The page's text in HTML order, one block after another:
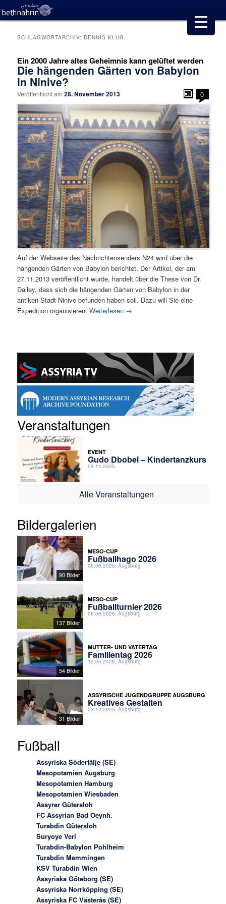
SCHLAGWORTARCHIV: DENNIS KLUG
Ein 2000 Jahre altes Geheimnis kann gelüftet werden
Die hängenden Gärten von Babylon
in Ninive?
Veröffentlicht am28. November 2013 0
Auf der Webseite des Nachrichtensenders N24 wird über die
hängenden Gärten von Babylon berichtet. Der Artikel, der am
27.11.2013 veröffentlicht wurde, handelt über die These von Dr.
Dalley, dass sich die hängenden Gärten von Babylon in der
antiken Stadt Ninive befunden haben soll. Dazu will Sie eine
Expedition organisieren.Weiterlesen →
Veranstaltungen
EVENT
Gudo Dbobel – Kindertanzkurs
09.11.2025,
Alle Veranstaltungen
Bildergalerien
90 Bilder
MESO-CUP
Fußballhago 2026
06.06.2026, Augsburg
137 Bilder
MESO-CUP
Fußballturnier 2026
06.06.2026, Augsburg
54 Bilder
MUTTER- UND VATERTAG
Familientag 2026
10.05.2026, Augsburg
31 Bilder
ASSYRISCHE JUGENDGRUPPE AUGSBURG
Kreatives Gestalten
03.12.2025, Augsburg
Fußball
Assyriska Södertälje (SE)
Mesopotamien Augsburg
Mesopotamien Hamburg
Mesopotamien Wiesbaden
Assyrer Gütersloh
FC Assyrian Bad Oeynh.
Turabdin Gütersloh
Suryoye Verl
Turabdin-Babylon Pohlheim
Turabdin Memmingen
KSV Turabdin Wien
Assyriska Göteborg (SE)
Assyriska Norrköpping (SE)
Assyriska FC Västerås (SE)